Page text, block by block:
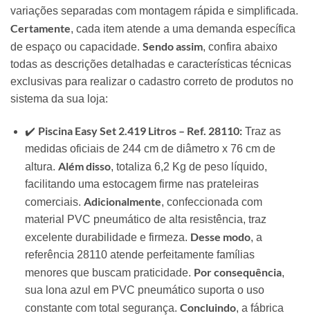
variações separadas com montagem rápida e simplificada.
Certamente, cada item atende a uma demanda específica
de espaço ou capacidade. Sendo assim, confira abaixo
todas as descrições detalhadas e características técnicas
exclusivas para realizar o cadastro correto de produtos no
sistema da sua loja:
✔️ Piscina Easy Set 2.419 Litros – Ref. 28110:Traz as
medidas oficiais de 244 cm de diâmetro x 76 cm de
altura. Além disso, totaliza 6,2 Kg de peso líquido,
facilitando uma estocagem firme nas prateleiras
comerciais. Adicionalmente, confeccionada com
material PVC pneumático de alta resistência, traz
excelente durabilidade e firmeza. Desse modo, a
referência 28110 atende perfeitamente famílias
menores que buscam praticidade. Por consequência,
sua lona azul em PVC pneumático suporta o uso
constante com total segurança. Concluindo, a fábrica